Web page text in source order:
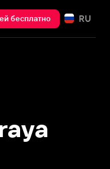
бесплатно RU